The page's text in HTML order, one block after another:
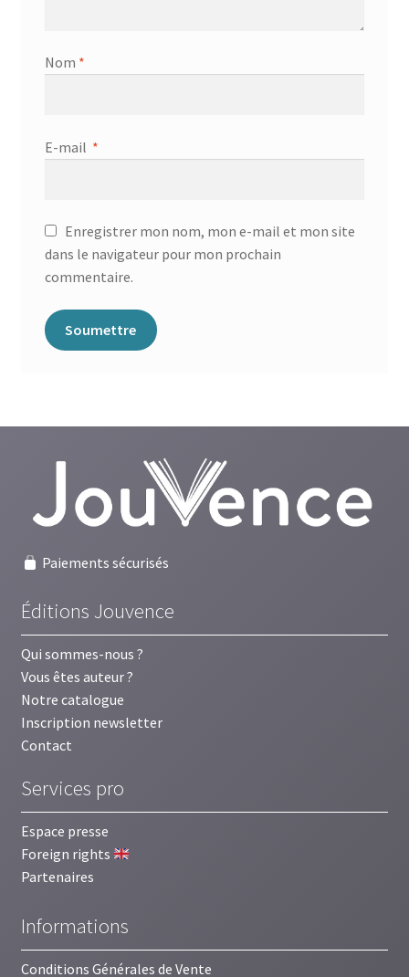
Nom *
E-mail *
Enregistrer mon nom, mon e-mail et mon site
dans le navigateur pour mon prochain
commentaire.
Paiements sécurisés
Éditions Jouvence
Qui sommes-nous ?
Vous êtes auteur ?
Notre catalogue
Inscription newsletter
Contact
Services pro
Espace presse
Foreign rights
Partenaires
Informations
Conditions Générales de Vente